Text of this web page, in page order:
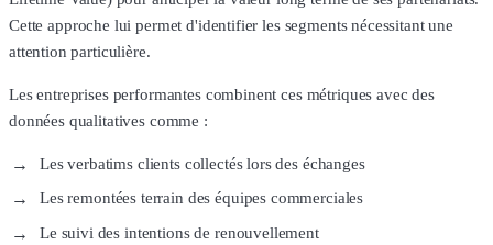
Cette approche lui permet d'identifier les segments nécessitant une
attention particulière.
Les entreprises performantes combinent ces métriques avec des
données qualitatives comme :
Les verbatims clients collectés lors des échanges
Les remontées terrain des équipes commerciales
Le suivi des intentions de renouvellement